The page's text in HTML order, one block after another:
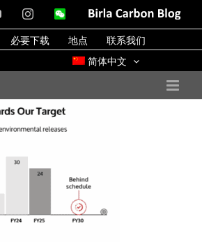
YouTubeInstagramWeChatBirla
Blog
必要下载 地点
联系我们
简体中文